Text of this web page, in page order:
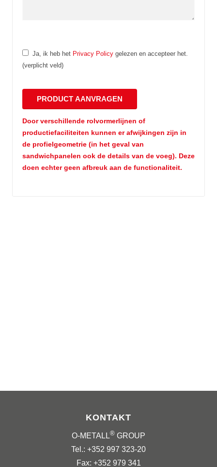
Ja, ik heb het Privacy Policy gelezen en accepteer het.
(verplicht veld)
Door verschillende rolvormerlijnen of
productiefaciliteiten kunnen er afwijkingen zijn in
de profielgeometrie (in het geval van
sandwichpanelen ook de details van de voeg). Deze
doen echter geen afbreuk aan de functionaliteit.
KONTAKT
O-METALL® GROUP
Tel.: +352 997 323-20
Fax: +352 979 341